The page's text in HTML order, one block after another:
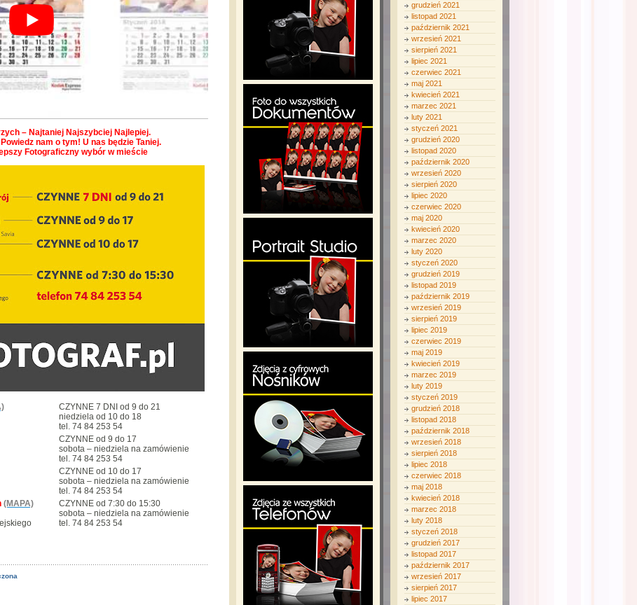
– Najtaniej Najszybciej Najlepiej.
nam o tym! U nas będzie Taniej.
Fotograficzny wybór w mieście
CZYNNE 7 DNI od 9 do 21
niedziela od 10 do 18
tel. 74 84 253 54
CZYNNE od 9 do 17
sobota – niedziela na zamówienie
tel. 74 84 253 54
CZYNNE od 10 do 17
sobota – niedziela na zamówienie
tel. 74 84 253 54
(MAPA)
CZYNNE od 7:30 do 15:30
sobota – niedziela na zamówienie
tel. 74 84 253 54
grudzień 2021
listopad 2021
październik 2021
wrzesień 2021
sierpień 2021
lipiec 2021
czerwiec 2021
maj 2021
kwiecień 2021
marzec 2021
luty 2021
styczeń 2021
grudzień 2020
listopad 2020
październik 2020
wrzesień 2020
sierpień 2020
lipiec 2020
czerwiec 2020
maj 2020
kwiecień 2020
marzec 2020
luty 2020
styczeń 2020
grudzień 2019
listopad 2019
październik 2019
wrzesień 2019
sierpień 2019
lipiec 2019
czerwiec 2019
maj 2019
kwiecień 2019
marzec 2019
luty 2019
styczeń 2019
grudzień 2018
listopad 2018
październik 2018
wrzesień 2018
sierpień 2018
lipiec 2018
czerwiec 2018
maj 2018
kwiecień 2018
marzec 2018
luty 2018
styczeń 2018
grudzień 2017
listopad 2017
październik 2017
wrzesień 2017
sierpień 2017
lipiec 2017